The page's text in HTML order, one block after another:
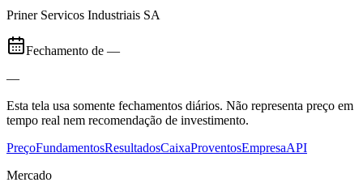
Priner Servicos Industriais SA
Fechamento de —
—
Esta tela usa somente fechamentos diários. Não representa preço em
tempo real nem recomendação de investimento.
PreçoFundamentosResultadosCaixaProventosEmpresaAPI
Mercado